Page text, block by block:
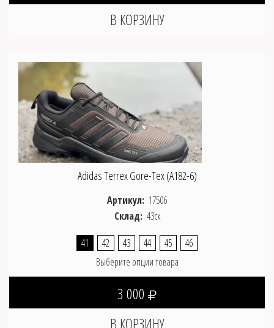
Adidas Terrex Gore-Tex (A182-6)
Артикул: 17506
Склад: 43ск
41 42 43 44 45
46
Выберите опции товара
3 000